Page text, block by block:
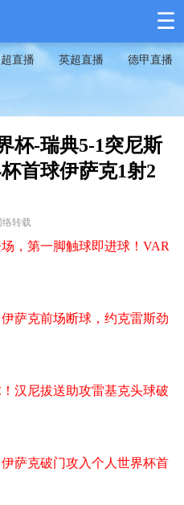
☰
直播 英超直播 德甲直播
杯-瑞典5-1突尼斯
首球伊萨克1射2
络转载
，第一脚触球即进球！VAR
萨克前场断球，约克雷斯劲
汉尼拔送助攻雷基克头球破
萨克破门攻入个人世界杯首